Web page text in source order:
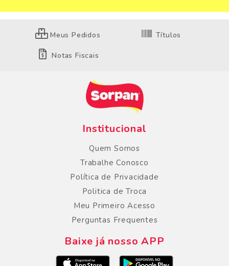
Meus Pedidos Títulos
Notas Fiscais
Institucional
Quem Somos
Trabalhe Conosco
Política de Privacidade
Politica de Troca
Meu Primeiro Acesso
Perguntas Frequentes
Baixe já nosso APP